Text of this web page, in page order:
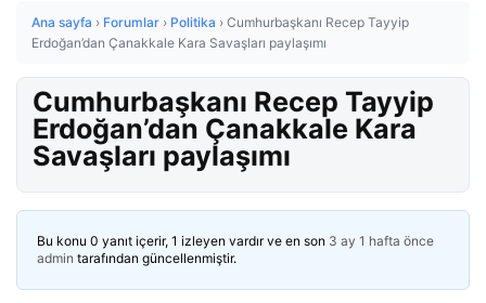
Ana sayfa › Forumlar › Politika › Cumhurbaşkanı Recep Tayyip
Erdoğan’dan Çanakkale Kara Savaşları paylaşımı
Cumhurbaşkanı Recep Tayyip
Erdoğan’dan Çanakkale Kara
Savaşları paylaşımı
Bu konu 0 yanıt içerir, 1 izleyen vardır ve en son 3 ay 1 hafta önce
admin tarafından güncellenmiştir.